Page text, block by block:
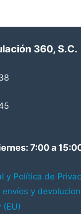
360, S.C.
7:00 a
y Política de
y
(EU)